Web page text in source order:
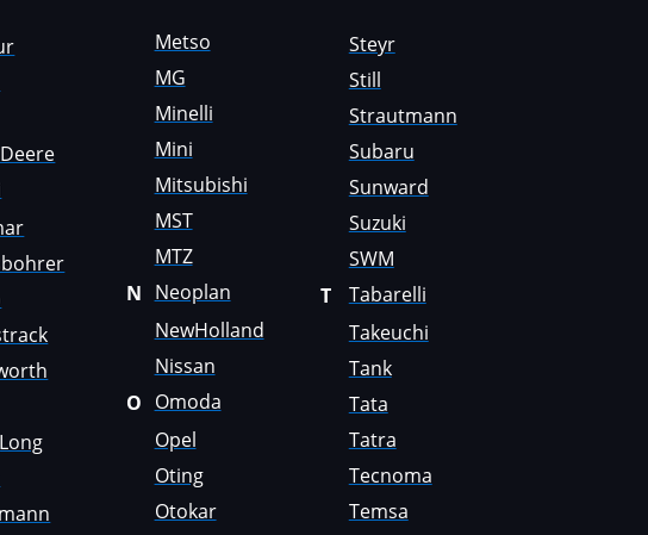
Metso
MG
Minelli
Mini
Mitsubishi
MST
MTZ
N Neoplan
NewHolland
Nissan
O Omoda
Opel
Oting
Otokar
Steyr
Still
Strautmann
Subaru
Sunward
Suzuki
SWM
T
Tabarelli
Takeuchi
Tank
Tata
Tatra
Tecnoma
Temsa